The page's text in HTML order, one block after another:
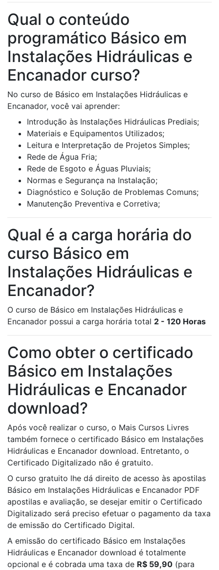
Qual o conteúdo
programático Básico em
Instalações Hidráulicas e
Encanador curso?
No curso de Básico em Instalações Hidráulicas e
Encanador, você vai aprender:
Introdução às Instalações Hidráulicas Prediais;
Materiais e Equipamentos Utilizados;
Leitura e Interpretação de Projetos Simples;
Rede de Água Fria;
Rede de Esgoto e Águas Pluviais;
Normas e Segurança na Instalação;
Diagnóstico e Solução de Problemas Comuns;
Manutenção Preventiva e Corretiva;
Qual é a carga horária do
curso Básico em
Instalações Hidráulicas e
Encanador?
O curso de Básico em Instalações Hidráulicas e
Encanador possui a carga horária total 2 - 120 Horas
Como obter o certificado
Básico em Instalações
Hidráulicas e Encanador
download?
Após você realizar o curso, o Mais Cursos Livres
também fornece o certificado Básico em Instalações
Hidráulicas e Encanador download. Entretanto, o
Certificado Digitalizado não é gratuito.
O curso gratuito lhe dá direito de acesso às apostilas
Básico em Instalações Hidráulicas e Encanador PDF
apostilas e avaliação, se desejar emitir o Certificado
Digitalizado será preciso efetuar o pagamento da taxa
de emissão do Certificado Digital.
A emissão do certificado Básico em Instalações
Hidráulicas e Encanador download é totalmente
opcional e é cobrada uma taxa de R$ 59,90 (para